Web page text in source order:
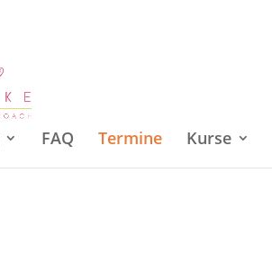
FAQ Termine Kurse